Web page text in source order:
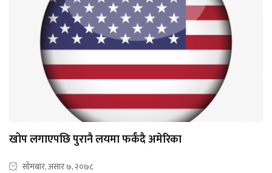
खोप लगाएपछि पुरानै लयमा फर्कँदै अमेरिका
सोमबार, असार ७, २०७८